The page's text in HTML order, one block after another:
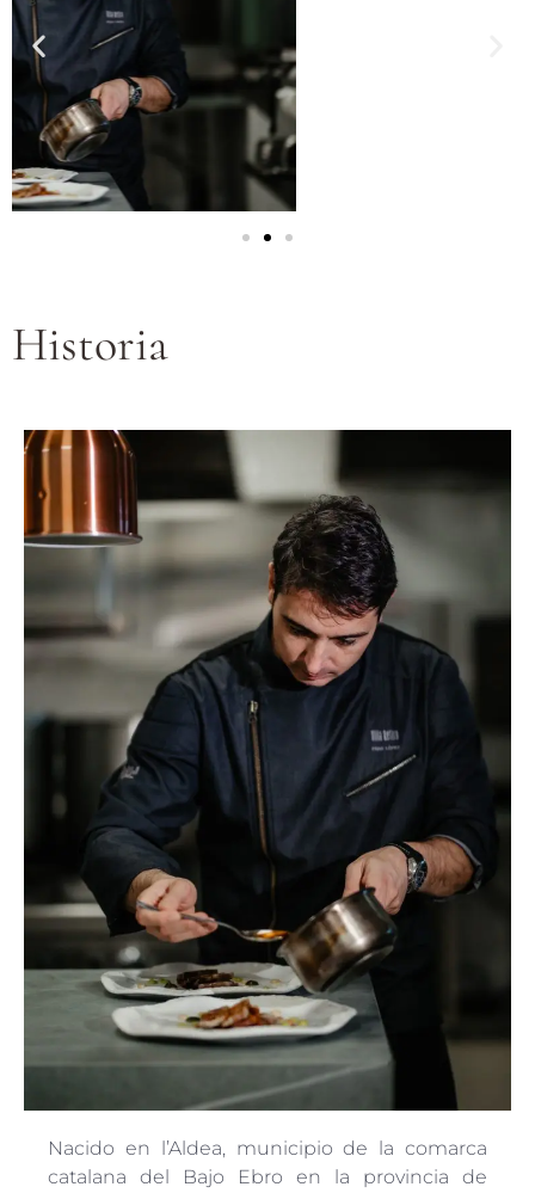
Historia
Nacido en l’Aldea, municipio de la comarca
catalana del Bajo Ebro en la provincia de